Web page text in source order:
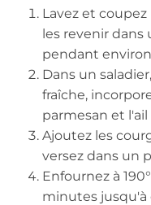
Lavez et
les revenir dans
pendant
Dans un
fraîche,
parmesan et l'ail
Ajoutez les
versez dans un
Enfournez à
minutes jusqu'à